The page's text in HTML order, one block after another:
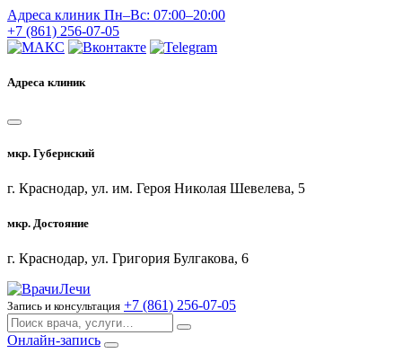
Адреса клиник Пн–Вс: 07:00–20:00
+7 (861) 256-07-05
Адреса клиник
мкр. Губернский
г. Краснодар, ул. им. Героя Николая Шевелева, 5
мкр. Достояние
г. Краснодар, ул. Григория Булгакова, 6
Запись и консультация +7 (861) 256-07-05
Онлайн-запись